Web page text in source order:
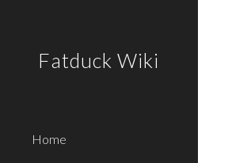
Fatduck Wiki
Home